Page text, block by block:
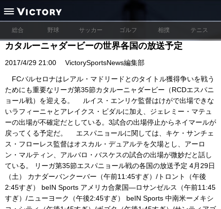
総合 野球 サッカー ゴルフ 相撲 テニス
カタルーニャダービーの世界各国の放送予定
2017/4/29 21:00 VictorySportsNews編集部
FCバルセロナはレアル・マドリードとのタイトル獲得争いを戦う
ためにも重要なリーガ第35節カタルーニャダービー（RCDエスパニ
ョール戦）を迎える。 ルイス・エンリケ監督はけがで出場できな
いラフィーニャとアレイクス・ビダルに加え、ジェレミー・マテュ
ーの出場が不確定だとしている。3試合の出場停止からネイマールが
戻ってくる予定だ。 エスパニョールに関しては、キケ・サンチェ
ス・フローレス監督はオスカル・デュアルテを欠場とし、アーロ
ン・マルティン、アルバロ・バスケスの試合の出場が微妙だと話し
ている。 リーガ第35節エスパニョール戦の各国の放送予定 4月29日
（土） カナダーバンクーバー（午前11:45すぎ）/トロント（午後
2:45すぎ） beIN Sports アメリカ合衆国—ロサンゼルス（午前11:45
すぎ）/ニューヨーク（午後2:45すぎ） beIN Sports 中南米ーメキシ